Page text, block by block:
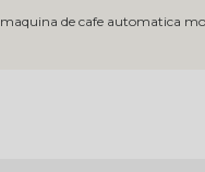
maquina de cafe automatica